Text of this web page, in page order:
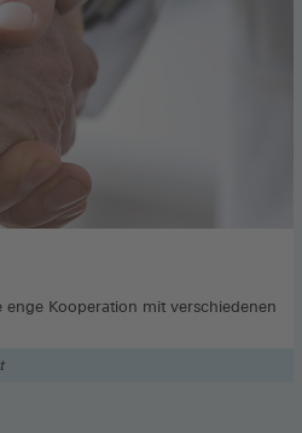
enge Kooperation mit verschiedenen